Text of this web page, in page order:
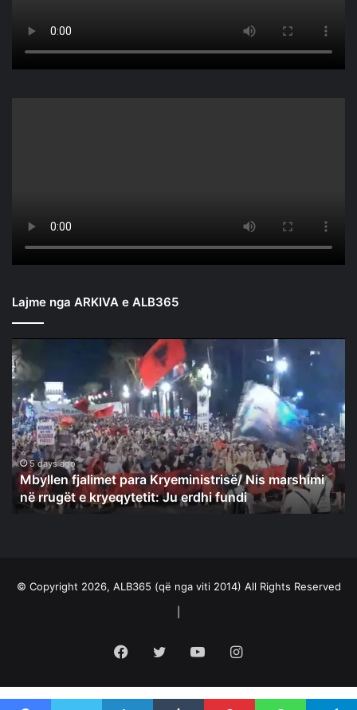
Lajme nga ARKIVA e ALB365
Mbyllen
fjalimet
para
Kryeministrisë/
Nis
marshimi
në
rrugët
kryeqytetit:
5 days ago
Mbyllen fjalimet para Kryeministrisë/ Nis marshimi
në rrugët e kryeqytetit: Ju erdhi fundi
© Copyright 2026, ALB365 (që nga viti 2014) All Rights Reserved
Facebook
TwitterYouTubeInstagram